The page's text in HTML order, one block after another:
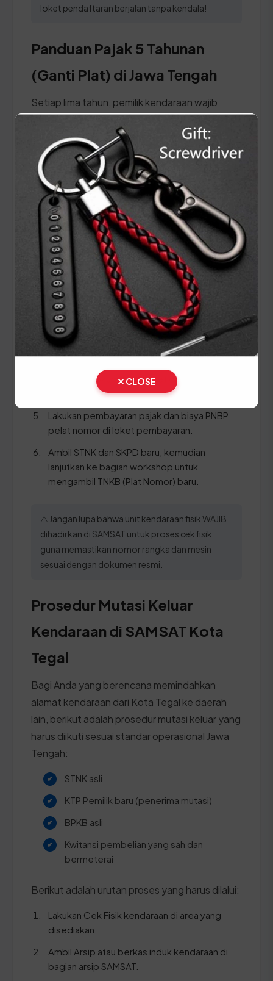
loket pendaftaran berjalan tanpa kendala!
Panduan Pajak 5 Tahunan
(Ganti Plat) di Jawa Tengah
Setiap lima tahun, pemilik kendaraan wajib
melakukan pergantian pelat nomor dan cek fisik
kendaraan. Siapkan dokumen tambahan ini:
STNK asli
KTP asli
SKPD asli
BPKB asli beserta fotokopinya
Ikuti panduan langkah demi langkah berikut:
Bawa kendaraan Anda ke area Cek Fisik untuk
gesek nomor rangka dan mesin.
Ambil dan isi formulir pendaftaran yang
disediakan oleh petugas.
Lakukan verifikasi di loket progresif.
Serahkan dokumen ke loket daftar ulang 5
Lakukan pembayaran pajak dan biaya PNBP
pelat nomor di loket pembayaran.
Ambil STNK dan SKPD baru, kemudian
lanjutkan ke bagian workshop untuk
mengambil TNKB (Plat Nomor) baru.
⚠️ Jangan lupa bahwa unit kendaraan fisik WAJIB
dihadirkan di SAMSAT untuk proses cek fisik
guna memastikan nomor rangka dan mesin
sesuai dengan dokumen resmi.
Prosedur Mutasi Keluar
Kendaraan di SAMSAT Kota
Tegal
Bagi Anda yang berencana memindahkan
alamat kendaraan dari Kota Tegal ke daerah
lain, berikut adalah prosedur mutasi keluar yang
harus diikuti sesuai standar operasional Jawa
Tengah:
STNK asli
KTP Pemilik baru (penerima mutasi)
BPKB asli
Kwitansi pembelian yang sah dan
bermeterai
Berikut adalah urutan proses yang harus dilalui:
Lakukan Cek Fisik kendaraan di area yang
disediakan.
Ambil Arsip atau berkas induk kendaraan di
bagian arsip SAMSAT.
CLOSE